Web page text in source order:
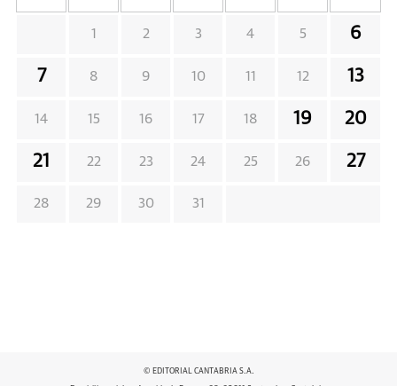
1 2 3 4 5 6
7 8 9 10 11 12 13
14 15 16 17 18 19 20
21 22 23 24 25 26 27
28 29 30 31
© EDITORIAL CANTABRIA S.A.